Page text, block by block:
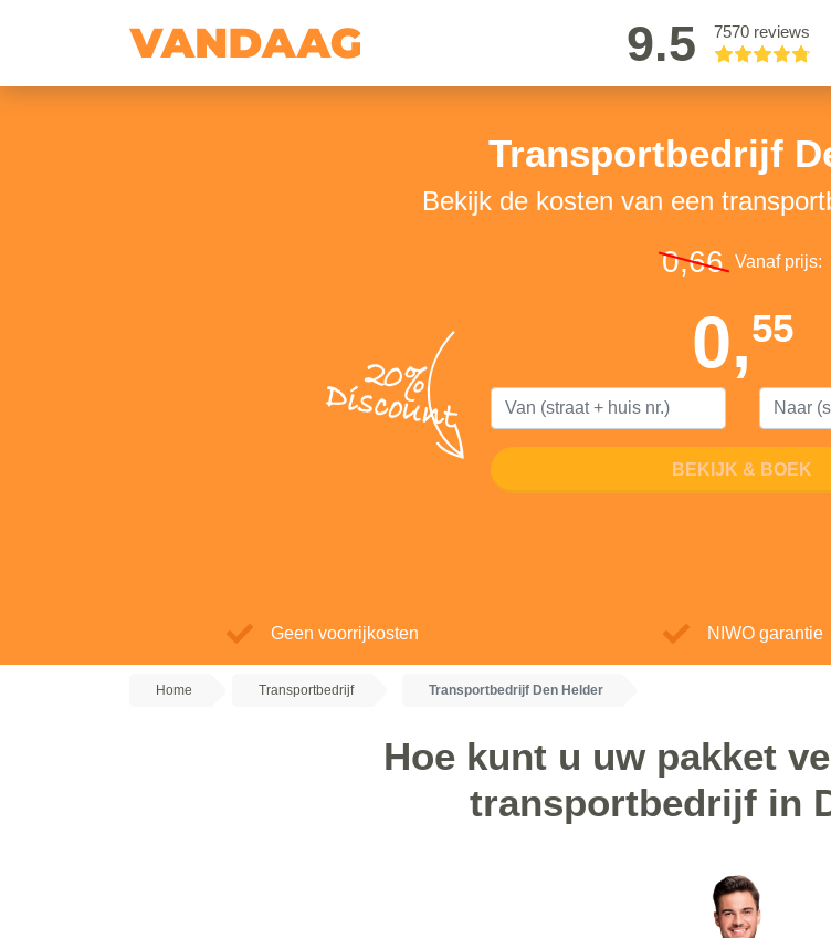
9.5 7570 reviews
Transportbedrijf
Bekijk de kosten van een
20%
Discount
0,66 Vanaf prijs:
0,55
BEKIJK & BOEK
Geen voorrijkosten NIWO garantie
Home Transportbedrijf Transportbedrijf Den Helder
Hoe kunt u uw pakket
transportbedrijf in